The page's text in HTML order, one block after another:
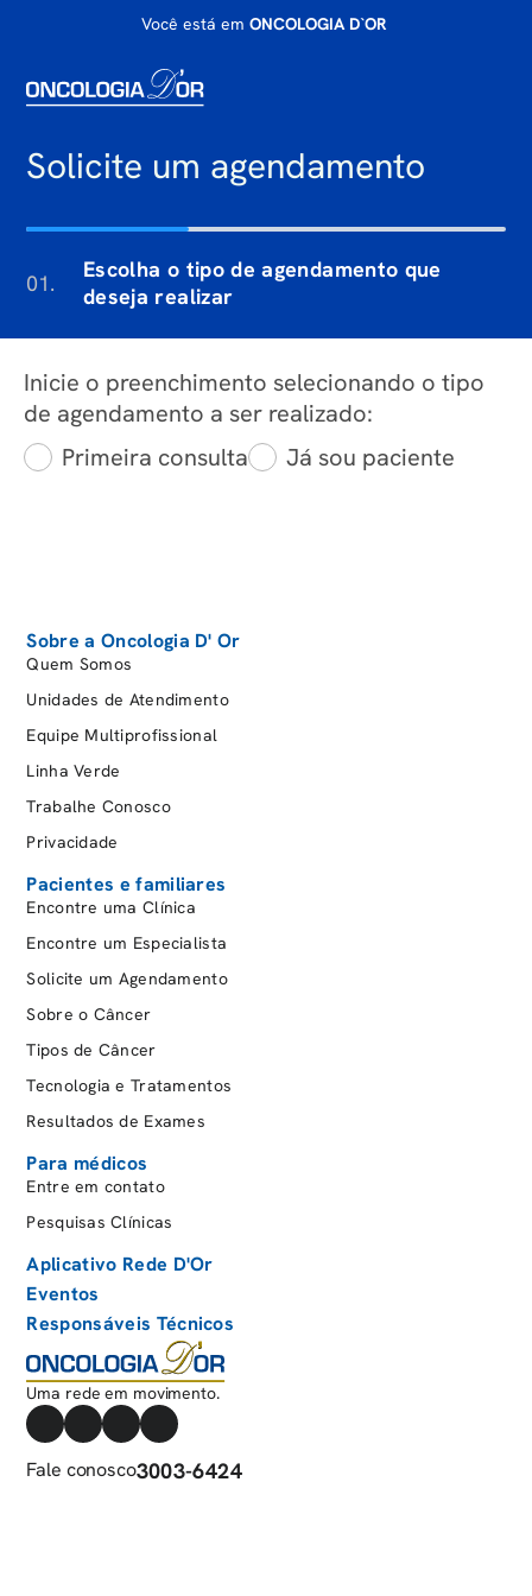
Você está em ONCOLOGIA D`OR
Solicite um agendamento
01.
Escolha o tipo de agendamento que
deseja realizar
Inicie o preenchimento selecionando o tipo
de agendamento a ser realizado:
Primeira consulta
Já sou paciente
Sobre a Oncologia D' Or
Quem Somos
Unidades de Atendimento
Equipe Multiprofissional
Linha Verde
Trabalhe Conosco
Privacidade
Pacientes e familiares
Encontre uma Clínica
Encontre um Especialista
Solicite um Agendamento
Sobre o Câncer
Tipos de Câncer
Tecnologia e Tratamentos
Resultados de Exames
Para médicos
Entre em contato
Pesquisas Clínicas
Aplicativo Rede D'Or
Eventos
Responsáveis Técnicos
Uma rede em movimento.
Fale conosco3003-6424